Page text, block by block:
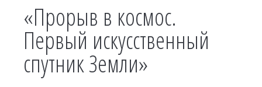
«Прорыв в космос.
Первый искусственный
спутник Земли»